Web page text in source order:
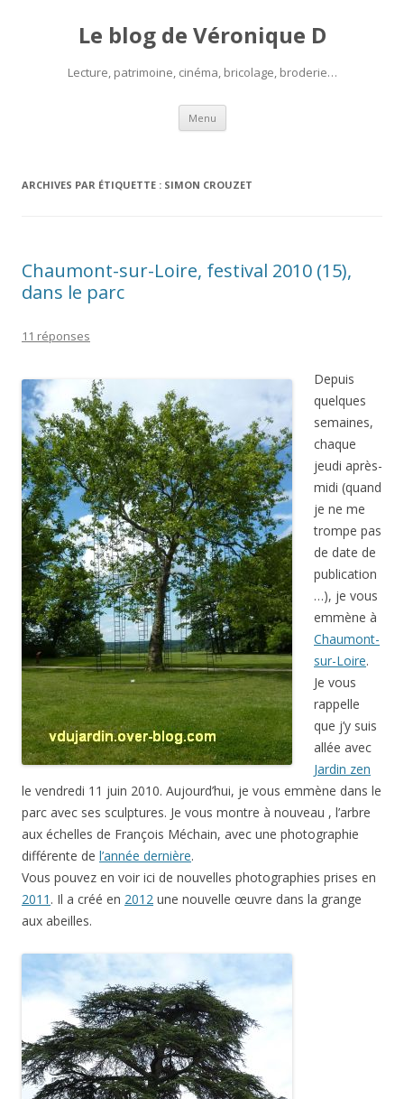
Le blog de Véronique D
Lecture, patrimoine, cinéma, bricolage, broderie…
Menu Aller
contenu
ARCHIVES PAR ÉTIQUETTE : SIMON CROUZET
Chaumont-sur-Loire, festival 2010 (15),
dans le parc
11 réponses
Depuis
quelques
semaines,
chaque
jeudi après-
midi (quand
je ne me
trompe pas
de date de
publication
…), je vous
emmène à
Chaumont-
sur-Loire.
Je vous
rappelle
que j’y suis
allée avec
Jardin zen
le vendredi 11 juin 2010. Aujourd’hui, je vous emmène dans le
parc avec ses sculptures. Je vous montre à nouveau , l’arbre
aux échelles de François Méchain, avec une photographie
différente de l’année dernière.
Vous pouvez en voir ici de nouvelles photographies prises en
2011 . Il a créé en 2012 une nouvelle œuvre dans la grange
aux abeilles.